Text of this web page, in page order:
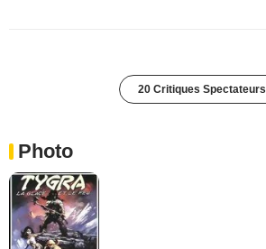
20 Critiques Spectateurs
Photo